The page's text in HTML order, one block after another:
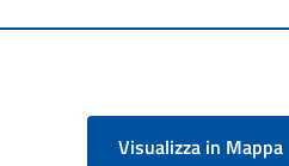
Visualizza in Mappa